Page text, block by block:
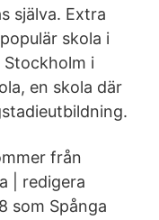
själva. Extra
skola i
i
en skola där
från
| redigera
som Spånga